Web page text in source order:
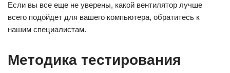
Если вы все еще не уверены, какой вентилятор лучше
всего подойдет для вашего компьютера, обратитесь к
нашим специалистам.
Методика тестирования